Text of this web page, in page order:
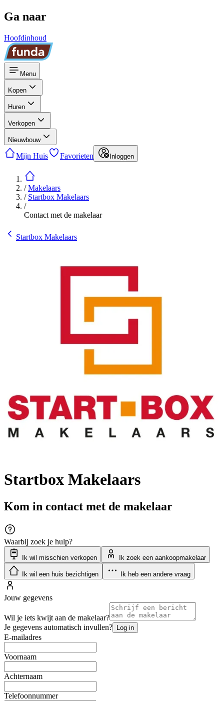
Ga naar
Hoofdinhoud
Menu
Kopen
Huren
Verkopen
Nieuwbouw
Mijn Huis Favorieten Inloggen
/Makelaars
/ Startbox Makelaars
/
Contact met de makelaar
Startbox Makelaars
Startbox Makelaars
Kom in contact met de makelaar
Waarbij zoek je hulp?
Ik wil misschien verkopen Ik zoek een aankoopmakelaar
Ik wil een huis bezichtigen Ik heb een andere vraag
Jouw gegevens
Wil je iets kwijt aan de makelaar?
Je gegevens automatisch invullen? Log in
E-mailadres
Voornaam
Achternaam
Telefoonnummer